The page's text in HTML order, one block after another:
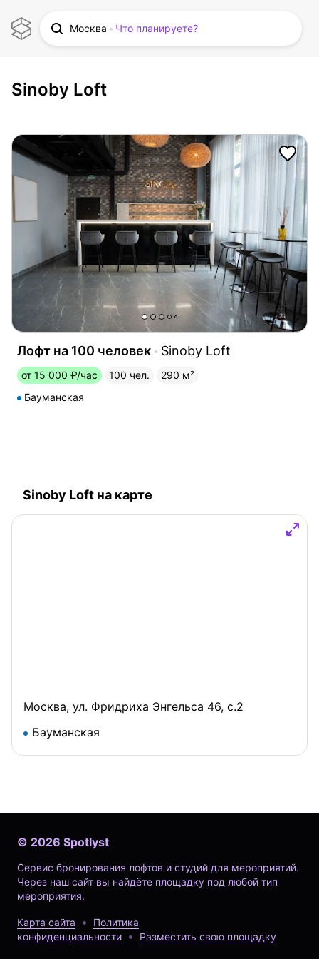
Москва Что планируете?
Sinoby Loft
Лофт на 100 человек Sinoby Loft
от 15 000 ₽/час 100 чел.
290 м²
Бауманская
Sinoby Loft на карте
Москва, ул. Фридриха Энгельса 46, с.2
Бауманская
© 2026 Spotlyst
Сервис бронирования лофтов и студий для мероприятий.
Через наш сайт вы найдёте площадку под любой тип
мероприятия.
Карта сайта
Политика
конфиденциальности
Разместить свою площадку